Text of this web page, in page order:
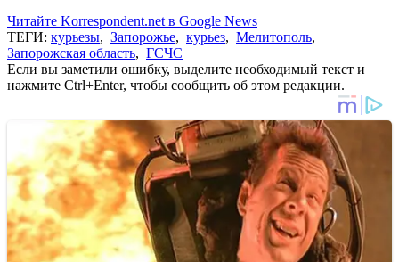
Читайте Korrespondent.net в Google News
ТЕГИ: курьезы, Запорожье, курьез, Мелитополь,
Запорожская область, ГСЧС
Если вы заметили ошибку, выделите необходимый текст и
нажмите Ctrl+Enter, чтобы сообщить об этом редакции.